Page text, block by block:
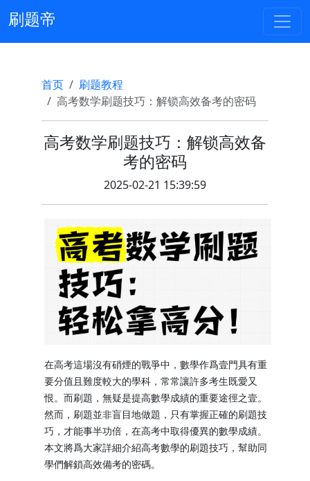
刷题帝
首页
刷题教程
高考数学刷题技巧：解锁高效备考的密码
高考数学刷题技巧：解锁高效备
考的密码
2025-02-21 15:39:59
在高考這場沒有硝煙的戰爭中，數學作爲壹門具有重
要分值且難度較大的學科，常常讓許多考生既愛又
恨。而刷題，無疑是提高數學成績的重要途徑之壹。
然而，刷題並非盲目地做題，只有掌握正確的刷題技
巧，才能事半功倍，在高考中取得優異的數學成績。
本文將爲大家詳細介紹高考數學的刷題技巧，幫助同
學們解鎖高效備考的密碼。